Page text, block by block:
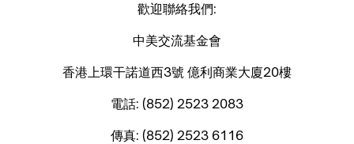
研究報告
我們的社區
歡迎聯絡我們:
中美交流基金會
香港上環干諾道西3號 億利商業大廈20樓
電話: (852) 2523 2083
傳真: (852) 2523 6116